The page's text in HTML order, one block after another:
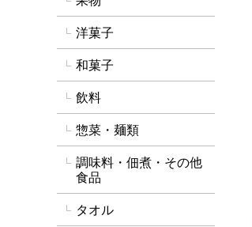
洋菓子
和菓子
飲料
惣菜・麺類
調味料・佃煮・その他
食品
タオル